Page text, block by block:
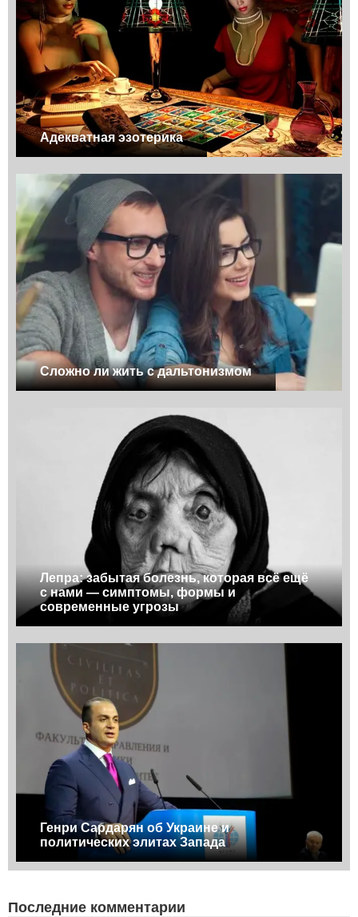
Адекватная эзотерика
Сложно ли жить с дальтонизмом
Лепра: забытая болезнь, которая всё ещё
с нами — симптомы, формы и
современные угрозы
Генри Сардарян об Украине и
политических элитах Запада
Последние комментарии